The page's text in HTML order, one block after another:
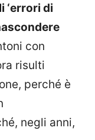
‘errori di
con
risulti
perché è
negli anni,